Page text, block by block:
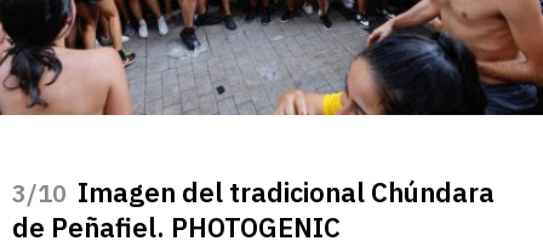
/10 Imagen del tradicional Chúndara
de Peñafiel. PHOTOGENIC